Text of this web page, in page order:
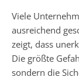
Viele
ausreichend
zeigt, dass
Die größte
sondern die